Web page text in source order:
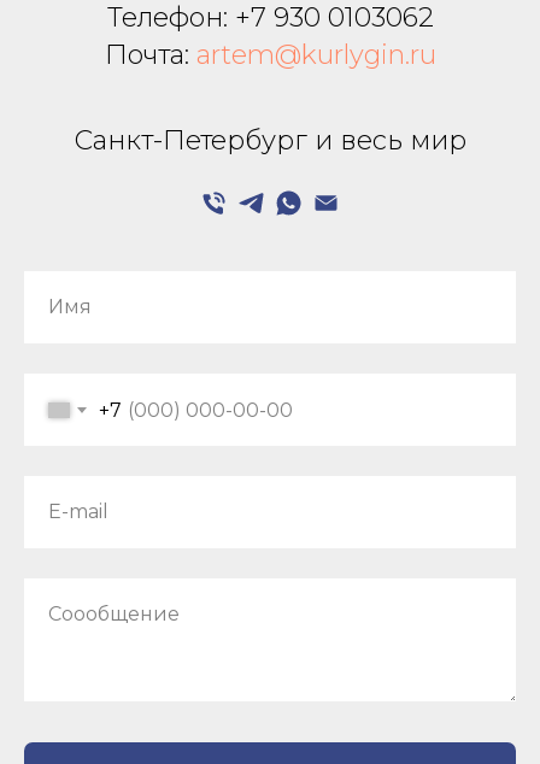
Телефон: +7 930 0103062
Почта: artem@kurlygin.ru
Санкт-Петербург и весь мир
Имя
+7
E-mail
Соообщение